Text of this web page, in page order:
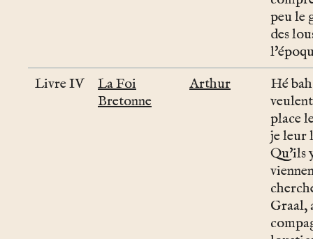
peu le
des
Livre IV
La Foi
Bretonne
Arthur
Hé
place
je leur
Qu'ils
Graal,